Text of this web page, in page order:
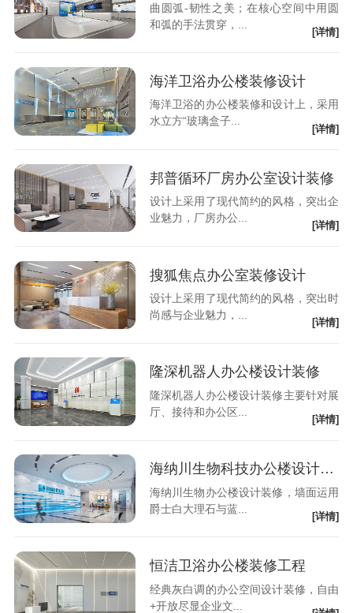
曲圆弧-韧性之美；在核心空间中用圆
和弧的手法贯穿，...
[详情]
海洋卫浴办公楼装修设计
海洋卫浴的办公楼装修和设计上，采用
水立方“玻璃盒子...
[详情]
邦普循环厂房办公室设计装修
设计上采用了现代简约的风格，突出企
业魅力，厂房办公...
[详情]
搜狐焦点办公室装修设计
设计上采用了现代简约的风格，突出时
尚感与企业魅力，...
[详情]
隆深机器人办公楼设计装修
隆深机器人办公楼设计装修主要针对展
厅、接待和办公区...
[详情]
海纳川生物科技办公楼设计装修
海纳川生物办公楼设计装修，墙面运用
爵士白大理石与蓝...
[详情]
恒洁卫浴办公楼装修工程
经典灰白调的办公空间设计装修，自由
+开放尽显企业文...